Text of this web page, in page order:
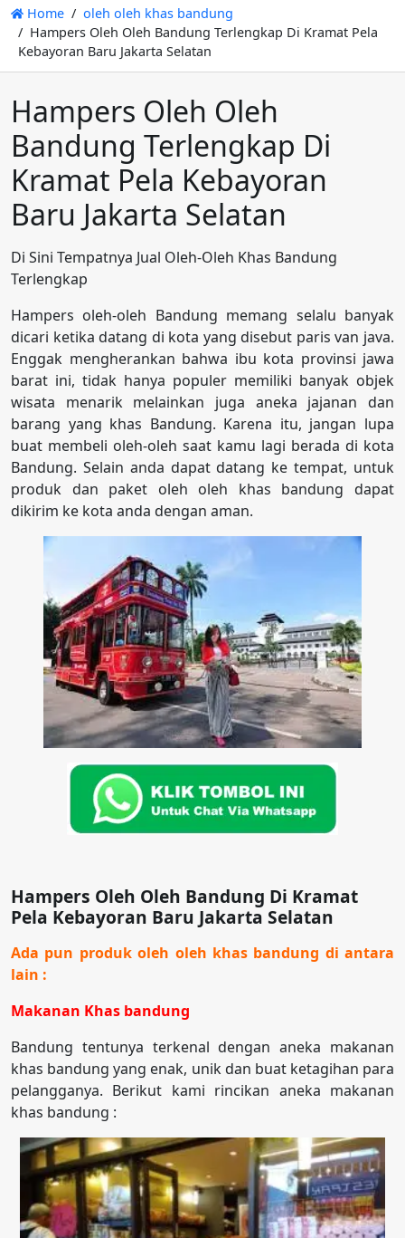
Home
oleh oleh khas bandung
Hampers Oleh Oleh Bandung Terlengkap Di Kramat Pela
Kebayoran Baru Jakarta Selatan
Hampers Oleh Oleh
Bandung Terlengkap Di
Kramat Pela Kebayoran
Baru Jakarta Selatan
Di Sini Tempatnya Jual Oleh-Oleh Khas Bandung
Terlengkap
Hampers oleh-oleh Bandung memang selalu banyak
dicari ketika datang di kota yang disebut paris van java.
Enggak mengherankan bahwa ibu kota provinsi jawa
barat ini, tidak hanya populer memiliki banyak objek
wisata menarik melainkan juga aneka jajanan dan
barang yang khas Bandung. Karena itu, jangan lupa
buat membeli oleh-oleh saat kamu lagi berada di kota
Bandung. Selain anda dapat datang ke tempat, untuk
produk dan paket oleh oleh khas bandung dapat
dikirim ke kota anda dengan aman.
Hampers Oleh Oleh Bandung Di Kramat
Pela Kebayoran Baru Jakarta Selatan
Ada pun produk oleh oleh khas bandung di antara
lain :
Makanan Khas bandung
Bandung tentunya terkenal dengan aneka makanan
khas bandung yang enak, unik dan buat ketagihan para
pelangganya. Berikut kami rincikan aneka makanan
khas bandung :